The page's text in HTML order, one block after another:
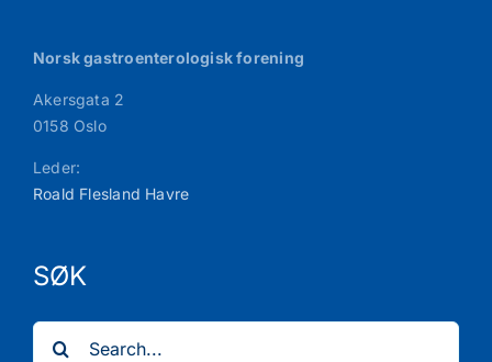
Norsk gastroenterologisk forening
Akersgata 2
0158 Oslo
Leder:
Roald Flesland Havre
SØK
Search